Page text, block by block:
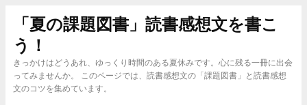
「夏の課題図書」読書感想文を書こ
う！
きっかけはどうあれ、ゆっくり時間のある夏休みです。心に残る一冊に出会
ってみませんか。 このページでは、読書感想文の「課題図書」と読書感想
文のコツを集めています。